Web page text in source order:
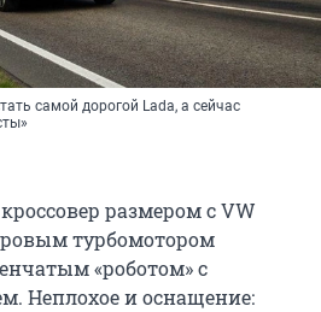
самой дорогой Lada, а сейчас
размером с VW
турбомотором
«роботом» с
Неплохое и оснащение: